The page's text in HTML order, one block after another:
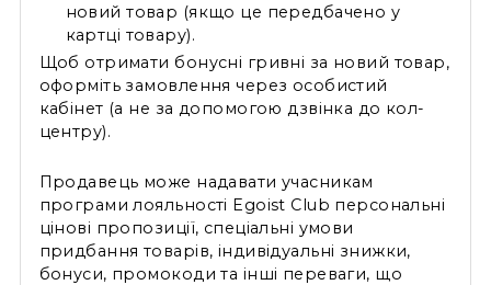
новий товар (якщо це передбачено у
картці товару).
Щоб отримати бонусні гривні за новий товар,
оформіть замовлення через особистий
кабінет (а не за допомогою дзвінка до кол-
центру).
Продавець може надавати учасникам
програми лояльності Egoist Club персональні
цінові пропозиції, спеціальні умови
придбання товарів, індивідуальні знижки,
бонуси, промокоди та інші переваги, що